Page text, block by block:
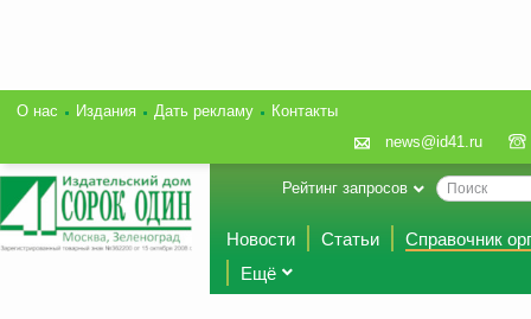
О нас Издания Дать рекламу
Контакты
news@id41.ru
Рейтинг запросов
Новости Статьи
Справочник
Ещё